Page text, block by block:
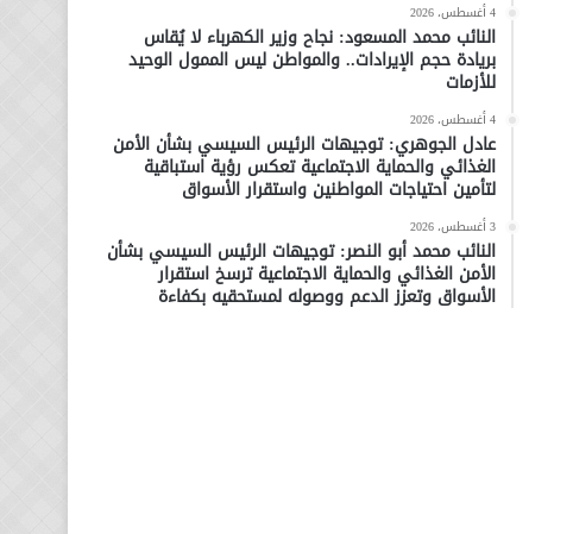
4 أغسطس، 2026
النائب محمد المسعود: نجاح وزير الكهرباء لا يُقاس
بريادة حجم الإيرادات.. والمواطن ليس الممول الوحيد
للأزمات
4 أغسطس، 2026
عادل الجوهري: توجيهات الرئيس السيسي بشأن الأمن
الغذائي والحماية الاجتماعية تعكس رؤية استباقية
لتأمين احتياجات المواطنين واستقرار الأسواق
3 أغسطس، 2026
النائب محمد أبو النصر: توجيهات الرئيس السيسي بشأن
الأمن الغذائي والحماية الاجتماعية ترسخ استقرار
الأسواق وتعزز الدعم ووصوله لمستحقيه بكفاءة